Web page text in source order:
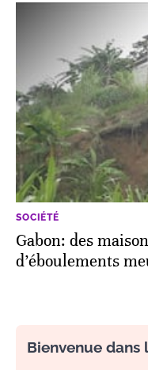
SOCIÉTÉ
Gabon: des
d’éboulements
Bienvenue dans